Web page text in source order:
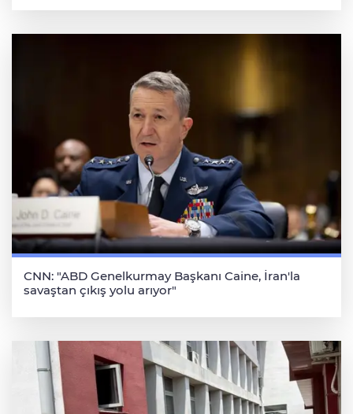
CNN: "ABD Genelkurmay Başkanı Caine, İran'la
savaştan çıkış yolu arıyor"